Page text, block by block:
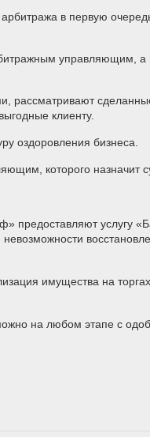
в первую
управляющим, а
рассматривают
клиенту.
оздоровления бизнеса.
которого назначит
предоставляют услугу
имущества на
на любом этапе с